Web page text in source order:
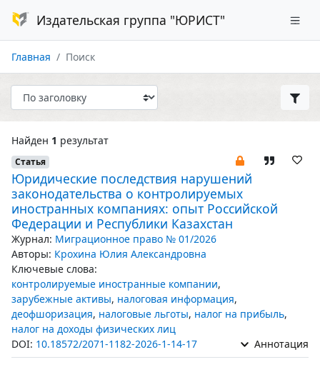
Издательская группа "ЮРИСТ"
Главная Поиск
Найден 1 результат
Статья
Юридические последствия нарушений
законодательства о контролируемых
иностранных компаниях: опыт Российской
Федерации и Республики Казахстан
Журнал: Миграционное право № 01/2026
Авторы: Крохина Юлия Александровна
Ключевые слова:
контролируемые иностранные компании,
зарубежные активы, налоговая информация,
деофшоризация, налоговые льготы, налог на прибыль,
налог на доходы физических лиц
DOI: 10.18572/2071-1182-2026-1-14-17 Аннотация